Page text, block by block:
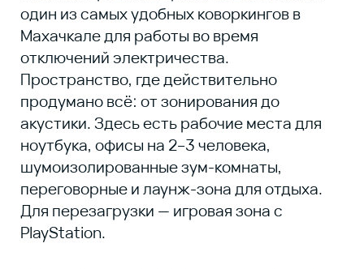
Обновлённая городская библиотека,
которая давно перестала быть «тихим
архивом». Внутри — большая зона для
чтения и работы, отдельные столики и
компьютеры с доступом в интернет.
Работать здесь комфортно и спокойно.
В самой библиотеке есть кофейня с кофе,